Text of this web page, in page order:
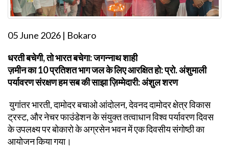
05 June 2026 | Bokaro
धरती बचेगी, तो भारत बचेगा: जगन्नाथ शाही
ज़मीन का 10 प्रतिशत भाग जल के लिए आरक्षित हो: प्रो. अंशुमाली
पर्यावरण संरक्षण हम सब की साझा ज़िम्मेदारी: अंशुल शरण
युगांतर भारती, दामोदर बचाओ आंदोलन, देवनद दामोदर क्षेत्र विकास
ट्रस्ट, और नेचर फाउंडेशन के संयुक्त तत्वाधान विश्व पर्यावरण दिवस
के उपलक्ष्य पर बोकारो के अग्रसेन भवन में एक दिवसीय संगोष्ठी का
आयोजन किया गया।